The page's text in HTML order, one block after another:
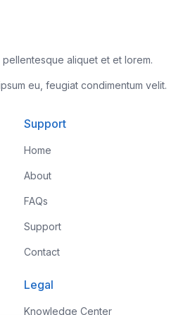
aliquet et et lorem.
eu, feugiat condimentum velit.
Support
Home
About
FAQs
Support
Contact
Legal
Knowledge Center